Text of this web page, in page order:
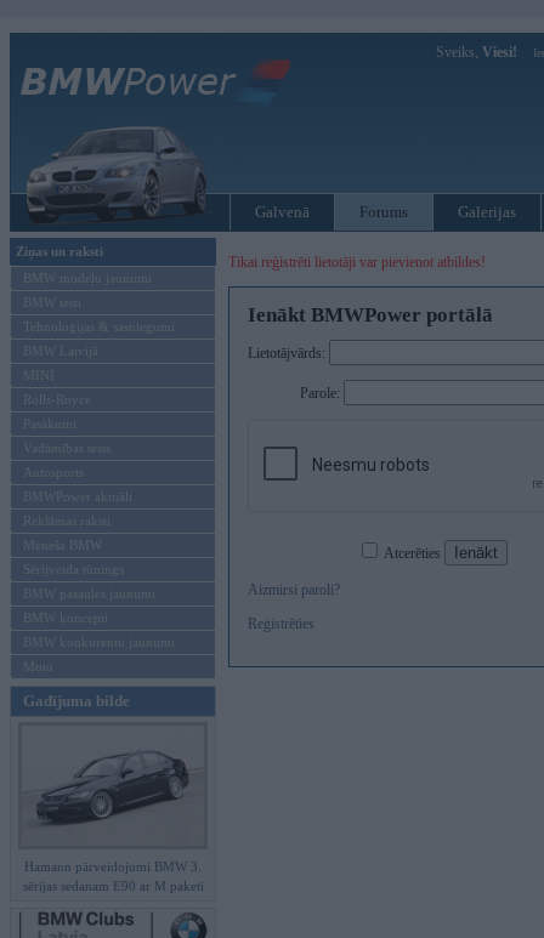
Sveiks, Viesi!
Galvenā Forums Galerijas
Ziņas un raksti
BMW modeļu jaunumi
BMW testi
Tehnoloģijas & sasniegumi
BMW Latvijā
MINI
Rolls-Royce
Pasākumi
Vadāmības tests
Autosports
BMWPower aktuāli
Reklāmas raksti
Mēneša BMW
Sērijveida tūnings
BMW pasaules jaunumi
BMW koncepti
BMW konkurentu jaunumi
Moto
Gadījuma bilde
Hamann pārveidojumi BMW 3.
sērijas sedanam E90 ar M paketi
Tikai reģistrēti lietotāji var pievienot atbildes!
Ienākt BMWPower portālā
Lietotājvārds:
Parole:
Atcerēties
Aizmirsi paroli?
Reģistrēties